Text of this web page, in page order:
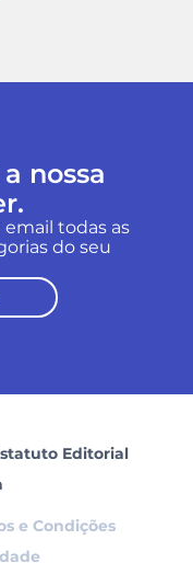
nossa
todas as
do seu
Editorial
e Condições